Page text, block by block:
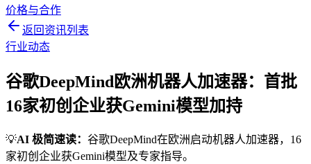
价格与合作
返回资讯列表
行业动态
谷歌DeepMind欧洲机器人加速器：首批
16家初创企业获Gemini模型加持
💡AI 极简速读： 谷歌DeepMind在欧洲启动机器人加速器，16
家初创企业获Gemini模型及专家指导。